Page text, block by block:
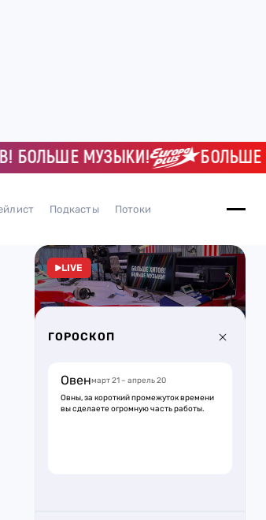
МУЗЫКИ! БОЛЬШЕ
Подкасты Потоки
LIVE
ГОРОСКОП
Овенмарт 21 – апрель 20
Овны, за короткий промежуток времени
вы сделаете огромную часть работы.